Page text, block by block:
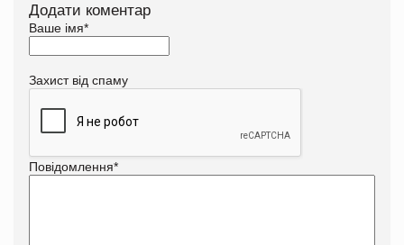
Додати коментар
Ваше імя*
Захист від спаму
Повідомлення*